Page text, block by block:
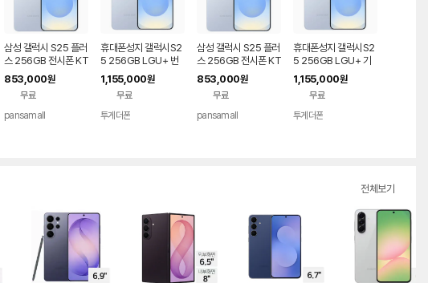
삼성 갤럭시 S25 플러
스 256GB 전시폰 KT
번호이동 완납 90요금
제
853,000원
무료
pansamall
휴대폰성지 갤럭시S2
5 256GB LGU+ 번
호이동
1,155,000원
무료
투게더폰
삼성 갤럭시 S25 플러
스 256GB 전시폰 KT
기기변경 완납
853,000원
무료
pansamall
휴대폰성지 갤럭시S2
5 256GB LGU+ 기
기변경
1,155,000원
무료
투게더폰
전체보기